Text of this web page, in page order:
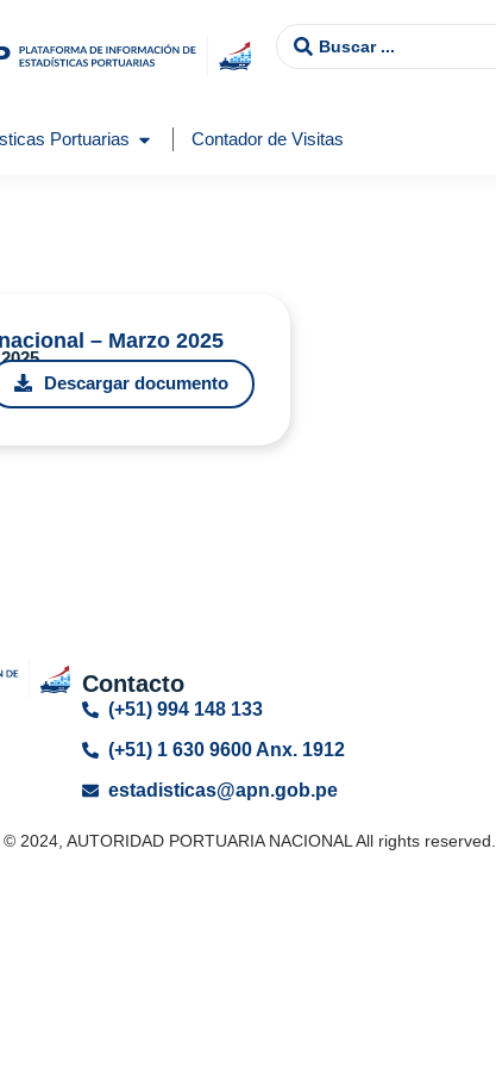
Portuarias Contador de Visitas
– Marzo 2025
Descargar documento
Contacto
(+51) 994 148 133
(+51) 1 630 9600 Anx. 1912
estadisticas@apn.gob.pe
2024, AUTORIDAD PORTUARIA NACIONAL All rights reserved.